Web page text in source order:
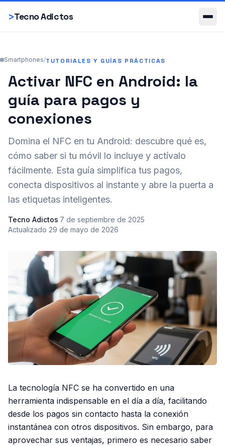
>Tecno Adictos
Smartphones
Smartphones/TUTORIALES Y GUÍAS PRÁCTICAS
Activar NFC en Android: la
guía para pagos y
conexiones
Domina el NFC en tu Android: descubre qué es,
cómo saber si tu móvil lo incluye y actívalo
fácilmente. Esta guía simplifica tus pagos,
conecta dispositivos al instante y abre la puerta a
las etiquetas inteligentes.
Tecno Adictos·7 de septiembre de 2025·
Actualizado 29 de mayo de 2026
La tecnología NFC se ha convertido en una
herramienta indispensable en el día a día, facilitando
desde los pagos sin contacto hasta la conexión
instantánea con otros dispositivos. Sin embargo, para
aprovechar sus ventajas, primero es necesario saber